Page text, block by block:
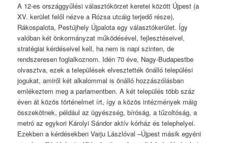
A 12-es országgyűlési választókörzet keretei között Újpest (a
XV. kerület felől nézve a Rózsa utcáig terjedő része),
Rákospalota, Pestújhely Újpalota egy választókerület. Így
valóban két önkormányzat működésével, fejlesztéseivel,
stratégiai kérdéseivel kell, ha nem is napi szinten, de
rendszeresen foglalkoznom. Idén 70 éve, Nagy-Budapestbe
olvasztva, ezek a települések elvesztették önálló települési
jogukat, amiről két alkalommal is önálló hozzászólásban
emlékeztem meg a parlamentben. A két település több száz
éven át közös történelmet írt, így a közös intézmények máig
összekötnek, például az ügyészség, bíróság, a tűzoltóság, a
metró az egykori Károlyi Sándor aktív kórház és telephelyei.
Ezekben a kérdésekben Varju Lászlóval –Újpest másik egyéni